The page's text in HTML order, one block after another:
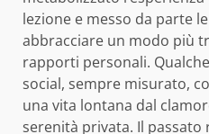
lezione e messo da parte
abbracciare un modo più
rapporti personali.
social, sempre misurato,
una vita lontana dal
serenità privata. Il passato